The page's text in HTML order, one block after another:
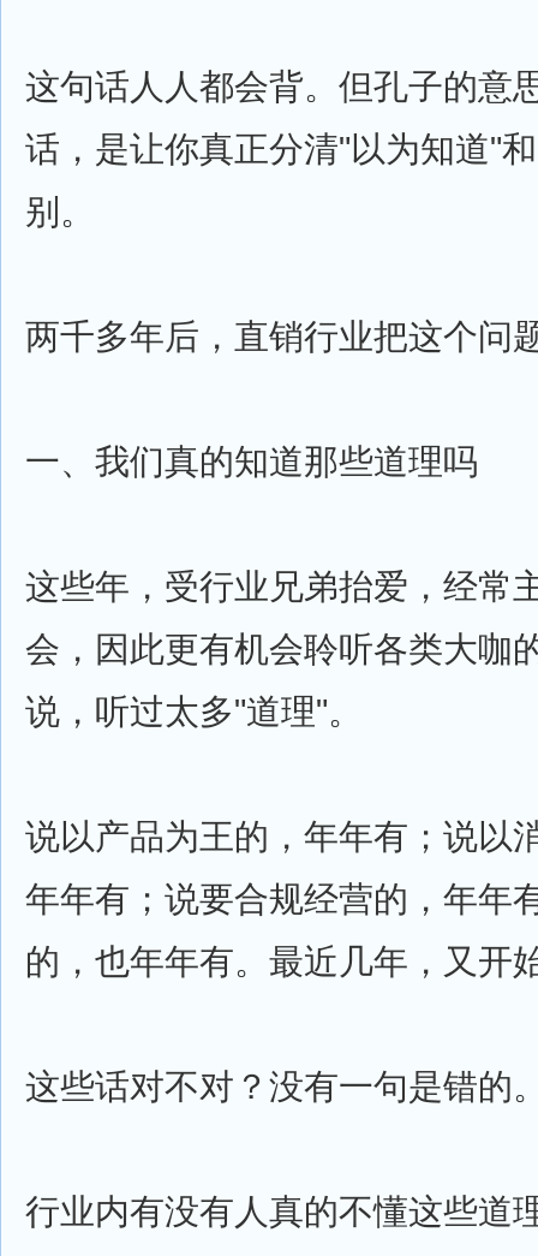
这句话人人都会背。但孔子的意
话，是让你真正分清"以为知道"
别。
两千多年后，直销行业把这个问
一、我们真的知道那些道理吗
这些年，受行业兄弟抬爱，经常
会，因此更有机会聆听各类大咖
说，听过太多"道理"。
说以产品为王的，年年有；说以
年年有；说要合规经营的，年年
的，也年年有。最近几年，又开
这些话对不对？没有一句是错的
行业内有没有人真的不懂这些道